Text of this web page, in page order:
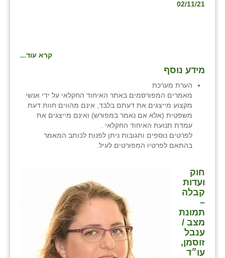
02/11/21
קרא עוד...
מידע נוסף
הערת מערכת
מאמרים המפורסמים באתר האיחוד החקלאי על ידי אנשי
מקצוע מייצגים את דעתם בלבד, אינם מהווים חוות דעת
משפטית (אלא אם נאמר במפורש) ואינם מייצגים את
עמדת תנועת האיחוד החקלאי .
לפרטים נוספים ותגובות ניתן לפנות לכותב המאמר
בהתאם לפרטיו המפורטים לעיל.
חוק
ועדות
קבלה
–
תמונת
מצב /
ענבל
זוסמן,
עו״ד